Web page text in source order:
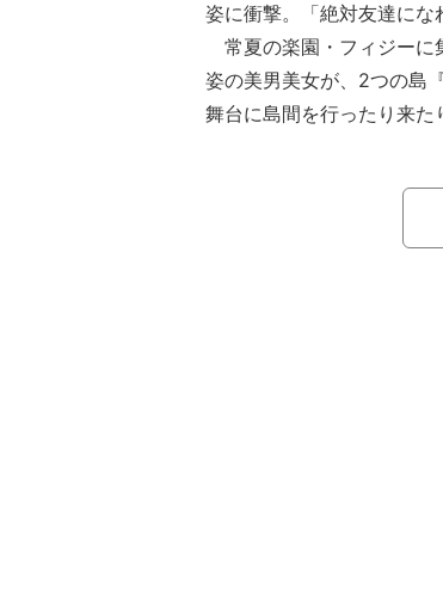
姿に衝撃。「絶対友達にな
常夏の楽園・フィジーに
姿の美男美女が、2つの島
舞台に島間を行ったり来た
望と嫉妬が入り乱れる灼
また、前シーズンに引き